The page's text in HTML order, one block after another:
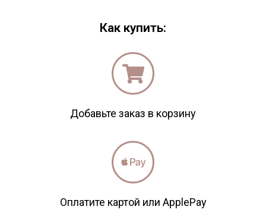
Как купить:
Добавьте заказ в корзину
Оплатите картой или ApplePay